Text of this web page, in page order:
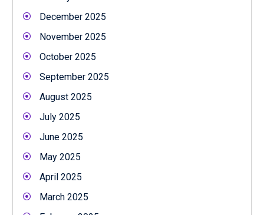
December 2025
November 2025
October 2025
September 2025
August 2025
July 2025
June 2025
May 2025
April 2025
March 2025